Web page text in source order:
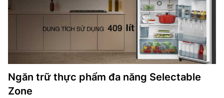
Ngăn trữ thực phẩm đa năng Selectable
Zone